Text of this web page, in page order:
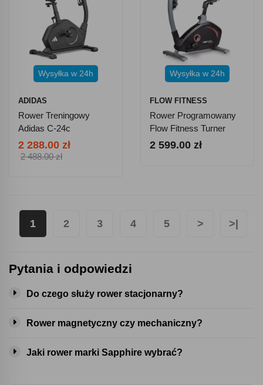
Wysyłka w 24h
ADIDAS
Rower Treningowy
Adidas C-24c
2 288.00 zł
2 488.00 zł
Wysyłka w 24h
FLOW FITNESS
Rower Programowany
Flow Fitness Turner
DHT2000i
2 599.00 zł
1 2 3 4 5 > >|
Pytania i odpowiedzi
Do czego służy rower stacjonarny?
Rower magnetyczny czy mechaniczny?
Jaki rower marki Sapphire wybrać?